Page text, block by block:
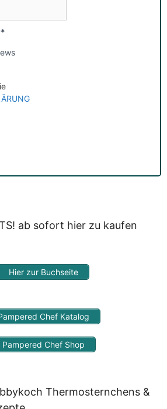
Anmeldung eine E-Mail, in der Sie um
Deiner Daten durch
Deine Daten werden
dienen nur für diesen Service!
ab sofort hier zu kaufen
Hier zur Buchseite
Chef Katalog
Pampered Chef Shop
Thermosternchens &